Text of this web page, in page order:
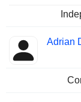
Adrian